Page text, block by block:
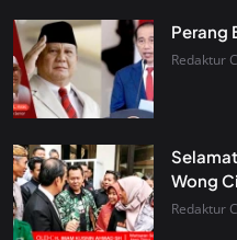
Perang
Redaktur
Wong
Redaktur